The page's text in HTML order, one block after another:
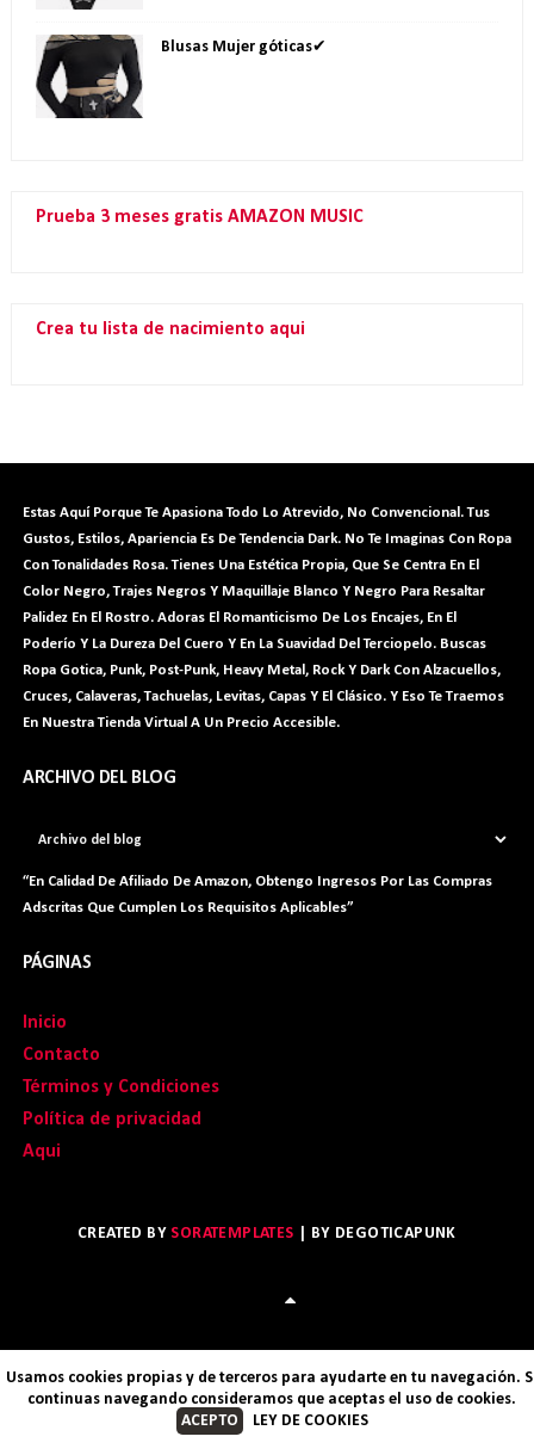
Blusas Mujer góticas✔
Prueba 3 meses gratis AMAZON MUSIC
Crea tu lista de nacimiento aqui
Estas Aquí Porque Te Apasiona Todo Lo Atrevido, No Convencional. Tus
Gustos, Estilos, Apariencia Es De Tendencia Dark. No Te Imaginas Con Ropa
Con Tonalidades Rosa. Tienes Una Estética Propia, Que Se Centra En El
Color Negro, Trajes Negros Y Maquillaje Blanco Y Negro Para Resaltar
Palidez En El Rostro. Adoras El Romanticismo De Los Encajes, En El
Poderío Y La Dureza Del Cuero Y En La Suavidad Del Terciopelo. Buscas
Ropa Gotica, Punk, Post-Punk, Heavy Metal, Rock Y Dark Con Alzacuellos,
Cruces, Calaveras, Tachuelas, Levitas, Capas Y El Clásico. Y Eso Te Traemos
En Nuestra Tienda Virtual A Un Precio Accesible.
ARCHIVO DEL BLOG
“En Calidad De Afiliado De Amazon, Obtengo Ingresos Por Las Compras
Adscritas Que Cumplen Los Requisitos Aplicables”
PÁGINAS
Inicio
Contacto
Términos y Condiciones
Política de privacidad
Aqui
CREATED BY SORATEMPLATES | BY DEGOTICAPUNK
Usamos cookies propias y de terceros para ayudarte en tu navegación.
continuas navegando consideramos que aceptas el uso de cookies.
ACEPTO
LEY DE COOKIES